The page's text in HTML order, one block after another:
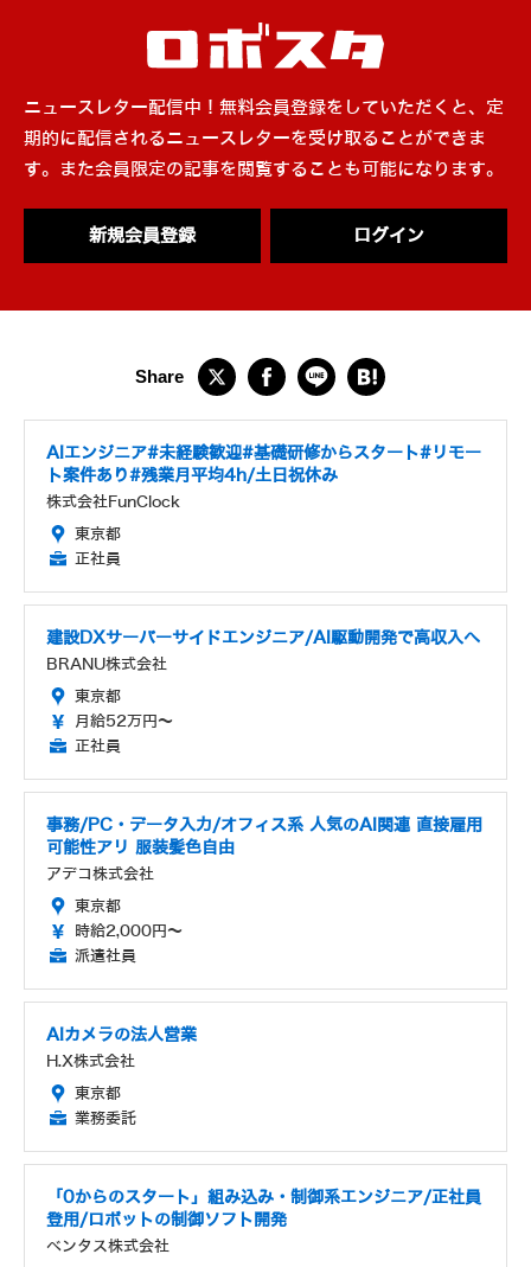
ニュースレター配信中！無料会員登録をしていただくと、定
期的に配信されるニュースレターを受け取ることができま
す。また会員限定の記事を閲覧することも可能になります。
新規会員登録 ログイン
AIエンジニア#未経験歓迎#基礎研修からスタート#リモー
ト案件あり#残業月平均4h/土日祝休み
株式会社FunClock
東京都
正社員
建設DXサーバーサイドエンジニア/AI駆動開発で高収入へ
BRANU株式会社
東京都
月給52万円～
正社員
事務/PC・データ入力/オフィス系 人気のAI関連 直接雇用
可能性アリ 服装髪色自由
アデコ株式会社
東京都
時給2,000円～
派遣社員
AIカメラの法人営業
H.X株式会社
東京都
業務委託
「0からのスタート」組み込み・制御系エンジニア/正社員
登用/ロボットの制御ソフト開発
ベンタス株式会社